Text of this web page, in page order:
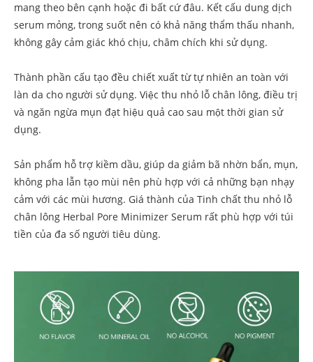
mang theo bên cạnh hoặc đi bất cứ đâu. Kết cấu dung dịch
serum mỏng, trong suốt nên có khả năng thẩm thấu nhanh,
không gây cảm giác khó chịu, châm chích khi sử dụng.
Thành phần cấu tạo đều chiết xuất từ tự nhiên an toàn với
làn da cho người sử dụng. Việc thu nhỏ lỗ chân lông, điều trị
và ngăn ngừa mụn đạt hiệu quả cao sau một thời gian sử
dụng.
Sản phẩm hỗ trợ kiềm dầu, giúp da giảm bã nhờn bẩn, mụn,
không pha lẫn tạo mùi nên phù hợp với cả những bạn nhạy
cảm với các mùi hương. Giá thành của Tinh chất thu nhỏ lỗ
chân lông Herbal Pore Minimizer Serum rất phù hợp với túi
tiền của đa số người tiêu dùng.